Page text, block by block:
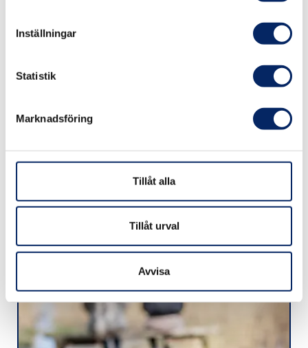
Inställningar
Statistik
Marknadsföring
Tillåt alla
Tillåt urval
Avvisa
Nåtö naturstig